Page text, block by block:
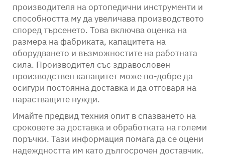
производителя на ортопедични инструменти и
способността му да увеличава производството
според търсенето. Това включва оценка на
размера на фабриката, капацитета на
оборудването и възможностите на работната
сила. Производител със здравословен
производствен капацитет може по-добре да
осигури постоянна доставка и да отговаря на
нарастващите нужди.
Имайте предвид техния опит в спазването на
сроковете за доставка и обработката на големи
поръчки. Тази информация помага да се оцени
надеждността им като дългосрочен доставчик.